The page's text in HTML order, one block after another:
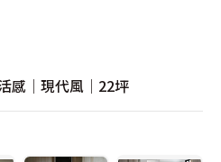
感│現代風│22坪